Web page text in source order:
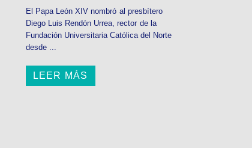
El Papa León XIV nombró al presbítero
Diego Luis Rendón Urrea, rector de la
Fundación Universitaria Católica del Norte
desde ...
LEER MÁS